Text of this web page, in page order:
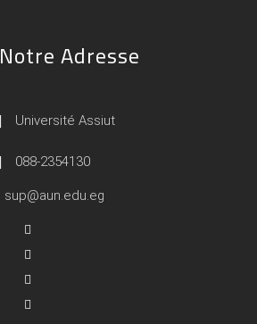
Notre Adresse
Université Assiut
088-2354130
sup@aun.edu.eg